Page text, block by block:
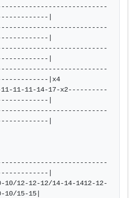
|
|
|
|x4
11-11-14-17-x2----------
|
|
|
10/12-12-12/14-14-1412-12-
10/15-15|